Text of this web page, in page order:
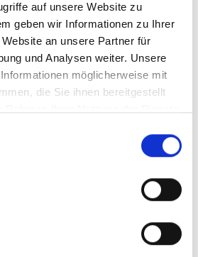
auf unsere Website zu
geben wir Informationen zu Ihrer
an unsere Partner für
und Analysen weiter. Unsere
möglicherweise mit
die Sie ihnen bereitgestellt
ein wirksames,
zur Begrenzung und
im Kreditgeschäft. Ein
schafft ...
Befindet sich derzeit noch in
Excel